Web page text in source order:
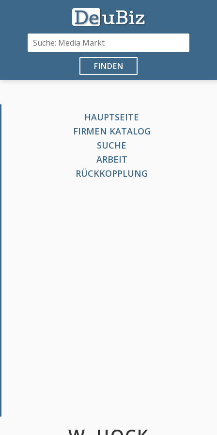
FINDEN
HAUPTSEITE
FIRMEN KATALOG
SUCHE
ARBEIT
RÜCKKOPPLUNG